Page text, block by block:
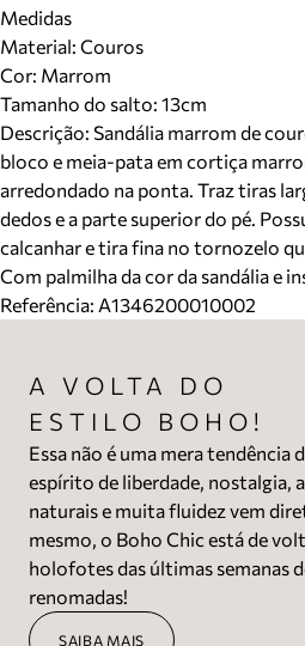
Medidas
Material: Couros
Cor: Marrom
Tamanho do salto: 13cm
Descrição: Sandália marrom de
bloco e meia-pata em cortiça
arredondado na ponta. Traz tiras
dedos e a parte superior do pé.
calcanhar e tira fina no tornozelo
Com palmilha da cor da sandália e
Referência: A1346200010002
A VOLTA DO
ESTILO BOHO!
Essa não é uma mera tendência
espírito de liberdade, nostalgia,
naturais e muita fluidez vem
mesmo, o Boho Chic está de
holofotes das últimas semanas
renomadas!
SAIBA MAIS